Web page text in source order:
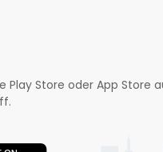
Play Store oder App Store